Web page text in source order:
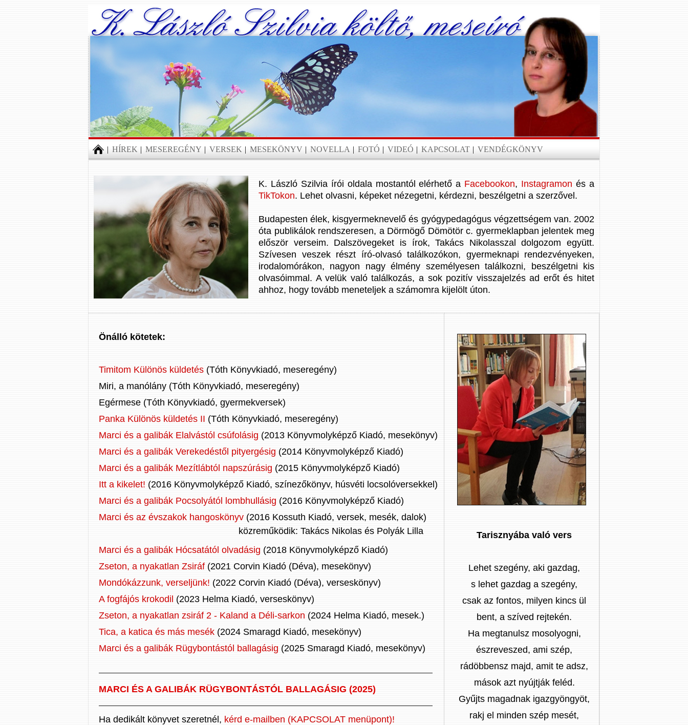
| HÍREK | MESEREGÉNY | VERSEK | MESEKÖNYV | NOVELLA | FOTÓ | VIDEÓ | KAPCSOLAT | VENDÉGKÖNYV
K. László Szilvia írói oldala mostantól elérhető a Facebookon, Instagramon és a
TikTokon. Lehet olvasni, képeket nézegetni, kérdezni, beszélgetni a szerzővel.
Budapesten élek, kisgyermeknevelő és gyógypedagógus végzettségem van. 2002
óta publikálok rendszeresen, a Dörmögő Dömötör c. gyermeklapban jelentek meg
először verseim. Dalszövegeket is írok, Takács Nikolasszal dolgozom együtt.
Szívesen veszek részt író-olvasó találkozókon, gyermeknapi rendezvényeken,
irodalomórákon, nagyon nagy élmény személyesen találkozni, beszélgetni kis
olvasóimmal. A velük való találkozás, a sok pozitív visszajelzés ad erőt és hitet
ahhoz, hogy tovább meneteljek a számomra kijelölt úton.
Önálló kötetek:
Timitom Különös küldetés (Tóth Könyvkiadó, meseregény)
Miri, a manólány (Tóth Könyvkiadó, meseregény)
Egérmese (Tóth Könyvkiadó, gyermekversek)
Panka Különös küldetés II (Tóth Könyvkiadó, meseregény)
Marci és a galibák Elalvástól csúfolásig (2013 Könyvmolyképző Kiadó, mesekönyv)
Marci és a galibák Verekedéstől pityergésig (2014 Könyvmolyképző Kiadó)
Marci és a galibák Mezítlábtól napszúrásig (2015 Könyvmolyképző Kiadó)
Itt a kikelet! (2016 Könyvmolyképző Kiadó, színezőkönyv, húsvéti locsolóversekkel)
Marci és a galibák Pocsolyától lombhullásig (2016 Könyvmolyképző Kiadó)
Marci és az évszakok hangoskönyv (2016 Kossuth Kiadó, versek, mesék, dalok)
közreműködik: Takács Nikolas és Polyák Lilla
Marci és a galibák Hócsatától olvadásig (2018 Könyvmolyképző Kiadó)
Zseton, a nyakatlan Zsiráf (2021 Corvin Kiadó (Déva), mesekönyv)
Mondókázzunk, verseljünk! (2022 Corvin Kiadó (Déva), verseskönyv)
A fogfájós krokodil (2023 Helma Kiadó, verseskönyv)
Zseton, a nyakatlan zsiráf 2 - Kaland a Déli-sarkon (2024 Helma Kiadó, mesek.)
Tica, a katica és más mesék (2024 Smaragd Kiadó, mesekönyv)
Marci és a galibák Rügybontástól ballagásig (2025 Smaragd Kiadó, mesekönyv)
MARCI ÉS A GALIBÁK RÜGYBONTÁSTÓL BALLAGÁSIG (2025)
Ha dedikált könyvet szeretnél, kérd e-mailben (KAPCSOLAT menüpont)!
Tarisznyába való vers
Lehet szegény, aki gazdag,
s lehet gazdag a szegény,
csak az fontos, milyen kincs ül
bent, a szíved rejtekén.
Ha megtanulsz mosolyogni,
észreveszed, ami szép,
rádöbbensz majd, amit te adsz,
mások azt nyújtják feléd.
Gyűjts magadnak igazgyöngyöt,
rakj el minden szép mesét,